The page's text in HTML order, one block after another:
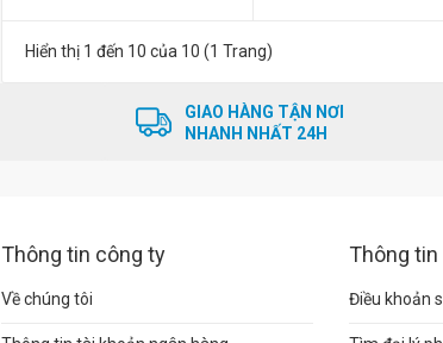
Hiển thị 1 đến 10 của 10 (1 Trang)
GIAO HÀNG TẬN NƠI
NHANH NHẤT 24H
Thông tin công ty
Về chúng tôi
Thông
Điều khoản